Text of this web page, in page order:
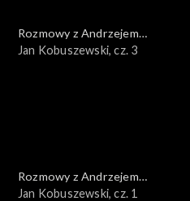
Rozmowy z Andrzejem
Doboszem
Jan Kobuszewski, cz. 3
Rozmowy z Andrzejem
Doboszem
Jan Kobuszewski, cz. 1